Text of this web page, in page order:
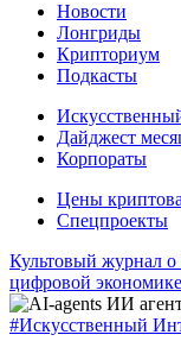
Новости
Лонгриды
Крипториум
Подкасты
Дайджест
Корпораты
Цены
Спецпроекты
Культовый журнал о
цифровой
#Искусственный